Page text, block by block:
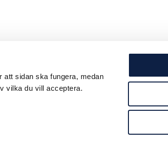
att sidan ska fungera, medan
vilka du vill acceptera.